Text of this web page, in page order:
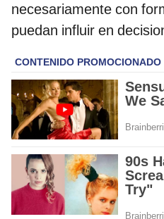
necesariamente con
puedan influir en